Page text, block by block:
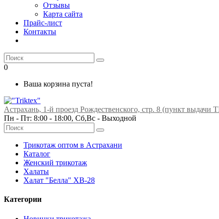
Отзывы
Карта сайта
Прайс-лист
Контакты
0
Ваша корзина пуста!
Астрахань, 1-й проезд Рождественского, стр. 8 (пункт выдачи
Пн - Пт: 8:00 - 18:00, Сб,Вс - Выходной
Трикотаж оптом в Астрахани
Каталог
Женский трикотаж
Халаты
Халат "Белла" ХВ-28
Категории